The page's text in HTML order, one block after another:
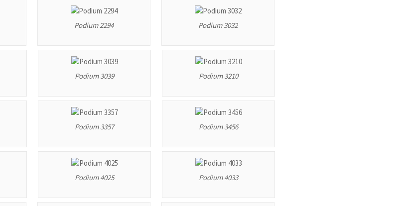
Podium 2294 Podium 3032
Podium 3039 Podium 3210
Podium 3357 Podium 3456
Podium 4025 Podium 4033